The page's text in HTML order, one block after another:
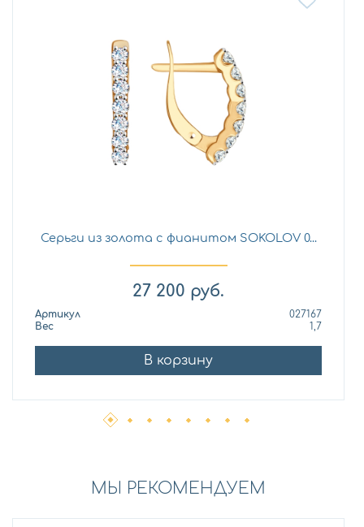
Серьги из золота с фианитом SOKOLOV 0...
27 200 руб.
Артикул
027167
Вес
1,7
В корзину
МЫ РЕКОМЕНДУЕМ